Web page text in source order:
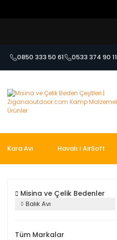
0850 333 50 61 0533 374 90 11
Kara Avı Havalı I AirSoft
Misina ve Çelik Bedenler
Balık Avı
Tüm Markalar